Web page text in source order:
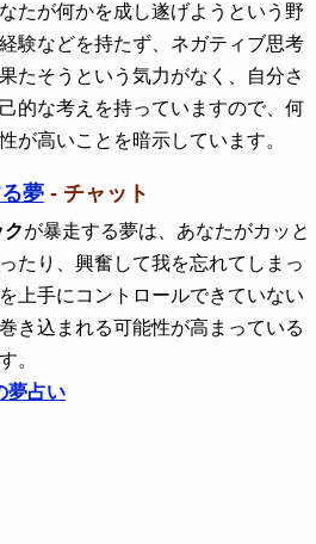
たが何かを成し遂げようという野
験などを持たず、ネガティブ思考
たそうという気力がなく、自分さ
的な考えを持っていますので、何
が高いことを暗示しています。
夢- チャット
クが暴走する夢は、あなたがカッと
たり、興奮して我を忘れてしまっ
上手にコントロールできていない
き込まれる可能性が高まっている
。
夢占い